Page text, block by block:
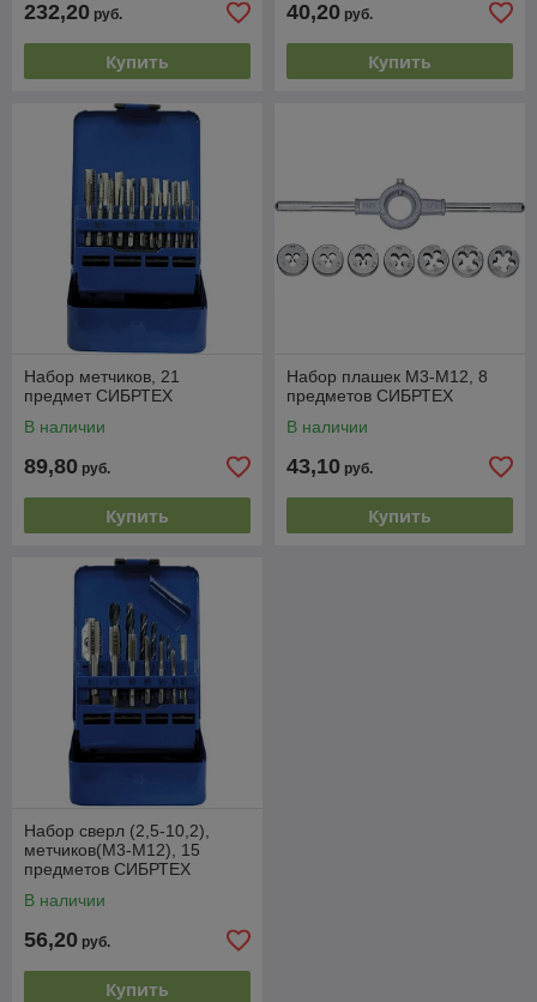
232,20 руб.
Купить
40,20 руб.
Купить
Набор метчиков, 21
предмет СИБРТЕХ
В наличии
89,80 руб.
Купить
Набор плашек М3-М12, 8
предметов СИБРТЕХ
В наличии
43,10 руб.
Купить
Набор сверл (2,5-10,2),
метчиков(М3-М12), 15
предметов СИБРТЕХ
В наличии
56,20 руб.
Купить